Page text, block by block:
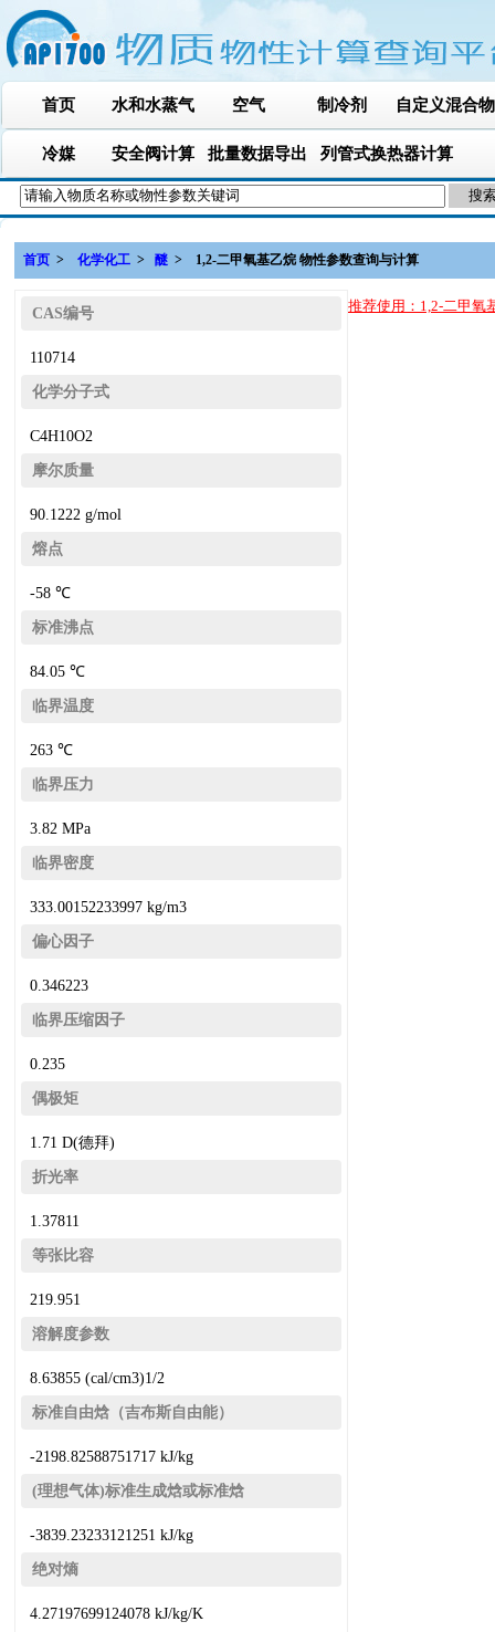
首页 水和水蒸气 空气 制冷剂 自定义混合物
冷媒 安全阀计算 批量数据导出 列管式换热器计算
首页 > 化学化工 > 醚 > 1,2-二甲氧基乙烷 物性参数查询与
CAS编号
110714
化学分子式
C4H10O2
摩尔质量
90.1222 g/mol
熔点
-58 ℃
标准沸点
84.05 ℃
临界温度
263 ℃
临界压力
3.82 MPa
临界密度
333.00152233997 kg/m3
偏心因子
0.346223
临界压缩因子
0.235
偶极矩
1.71 D(德拜)
折光率
1.37811
等张比容
219.951
溶解度参数
8.63855 (cal/cm3)1/2
标准自由焓（吉布斯自由能）
-2198.82588751717 kJ/kg
(理想气体)标准生成焓或标准焓
-3839.23233121251 kJ/kg
绝对熵
4.27197699124078 kJ/kg/K
推荐使用： 1,2-二甲氧